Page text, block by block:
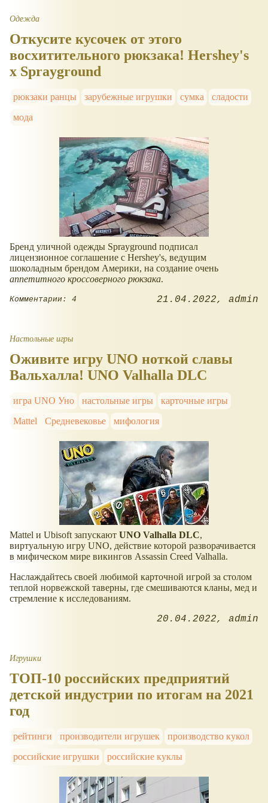
Одежда
Откусите кусочек от этого
восхитительного рюкзака! Hershey's
x Sprayground
рюкзаки ранцы зарубежные игрушки сумка
сладости
мода
Бренд уличной одежды Sprayground подписал
лицензионное соглашение с Hershey's, ведущим
шоколадным брендом Америки, на создание очень
аппетитного кроссоверного рюкзака.
Комментарии: 4 21.04.2022 admin
Настольные игры
Оживите игру UNO ноткой славы
Вальхалла! UNO Valhalla DLC
игра UNO Уно настольные игры
карточные игры
Mattel
Средневековье мифология
Mattel и Ubisoft запускают UNO Valhalla DLC,
виртуальную игру UNO, действие которой разворачивается
в мифическом мире викингов Assassin Creed Valhalla.
Наслаждайтесь своей любимой карточной игрой за столом
теплой норвежской таверны, где смешиваются кланы, мед и
стремление к исследованиям.
20.04.2022 admin
Игрушки
ТОП-10 российских предприятий
детской индустрии по итогам на 2021
год
рейтинги производители игрушек
производство кукол
российские игрушки
российские куклы